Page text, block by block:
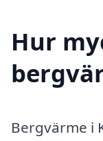
Hur
Bergvärme i